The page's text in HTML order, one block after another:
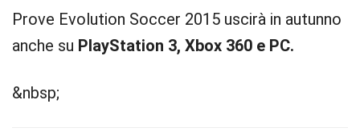
Prove Evolution Soccer 2015 uscirà in autunno
anche su PlayStation 3, Xbox 360 e PC.
&nbsp;